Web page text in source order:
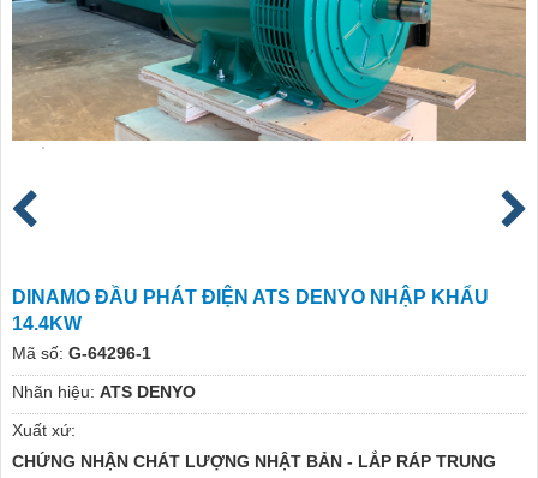
DINAMO ĐẦU PHÁT ĐIỆN ATS DENYO NHẬP KHẨU
14.4KW
Mã số: G-64296-1
Nhãn hiệu: ATS DENYO
Xuất xứ:
CHỨNG NHẬN CHÁT LƯỢNG NHẬT BẢN - LẮP RÁP TRUNG